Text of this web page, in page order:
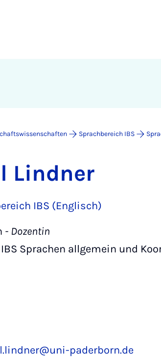
Sprachbereich IBS
Lindner
IBS (Englisch)
- Dozentin
Sprachen allgemein und
paderborn.de